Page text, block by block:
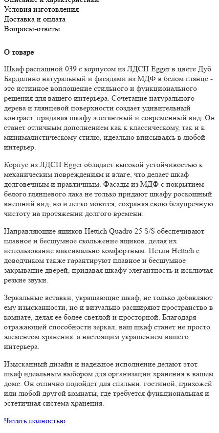
Условия изготовления
Доставка и оплата
Вопросы-ответы
О товаре
Шкаф распашной 039 с корпусом из ЛДСП Egger в цвете Дуб
Бардолино натуральный и фасадами из МДФ в белом глянце -
это истинное воплощение стильного и функционального
решения для вашего интерьера. Сочетание натурального
дерева и глянцевой поверхности создает удивительный
контраст, придавая шкафу элегантный и современный вид. Он
станет отличным дополнением как к классическому, так и к
минималистическому стилю, идеально вписываясь в любой
интерьер.
Корпус из ЛДСП Egger обладает высокой устойчивостью к
механическим повреждениям и влаге, что делает шкаф
долговечным и практичным. Фасады из МДФ с покрытием
белого глянцевого лака не только придают шкафу роскошный
внешний вид, но и легко моются, сохраняя свою безупречную
чистоту на протяжении долгого времени.
Направляющие ящиков Hettich Quadro 25 S/S обеспечивают
плавное и бесшумное скольжение ящиков, делая их
использование максимально комфортным. Петли Hettich с
доводчиком также гарантируют плавное и бесшумное
закрывание дверей, придавая шкафу элегантность и исключая
резкие звуки.
Зеркальные вставки, украшающие шкаф, не только добавляют
ему изысканности, но и визуально расширяют пространство в
комнате, делая ее более светлой и просторной. Благодаря
отражающей способности зеркал, ваш шкаф станет не просто
элементом хранения, а настоящим украшением вашего
интерьера.
Изысканный дизайн и надежное исполнение делают этот
шкаф идеальным выбором для организации хранения в вашем
доме. Он отлично подойдет для спальни, гостиной, прихожей
или любой другой комнаты, где требуется функциональная и
эстетичная система хранения.
Читать полностью